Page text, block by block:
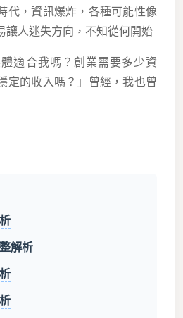
代，資訊爆炸，各種可能性像
讓人迷失方向，不知從何開始
適合我嗎？創業需要多少資
定的收入嗎？」曾經，我也曾
解析